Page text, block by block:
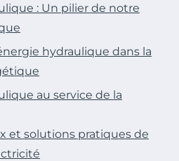
: Un pilier de notre
hydraulique dans la
au service de la
et solutions pratiques de